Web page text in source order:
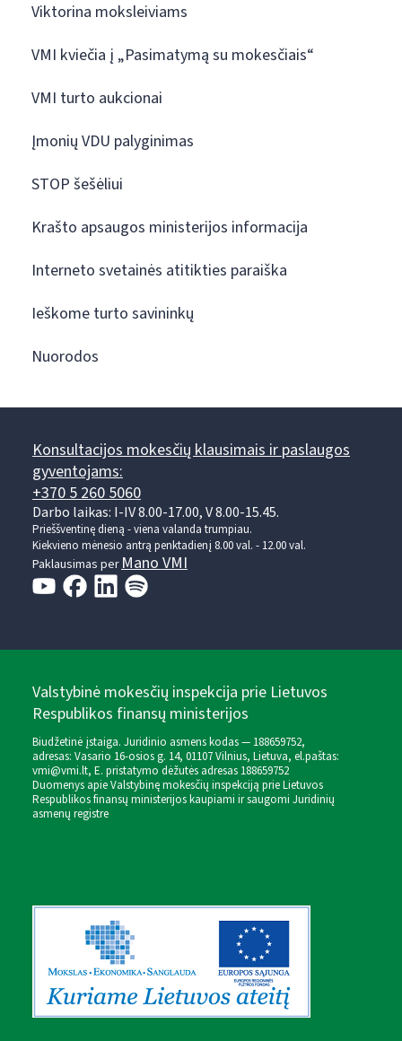
Viktorina moksleiviams
VMI kviečia į „Pasimatymą su mokesčiais“
VMI turto aukcionai
Įmonių VDU palyginimas
STOP šešėliui
Krašto apsaugos ministerijos informacija
Interneto svetainės atitikties paraiška
Ieškome turto savininkų
Nuorodos
Konsultacijos mokesčių klausimais ir paslaugos
gyventojams:
+370 5 260 5060
Darbo laikas: I-IV 8.00-17.00, V 8.00-15.45.
Prieššventinę dieną - viena valanda trumpiau.
Kiekvieno mėnesio antrą penktadienį 8.00 val. - 12.00 val.
Paklausimas perMano VMI
Valstybinė mokesčių inspekcija prie Lietuvos
Respublikos finansų ministerijos
Biudžetinė įstaiga. Juridinio asmens kodas — 188659752,
adresas: Vasario 16-osios g. 14, 01107 Vilnius, Lietuva, el.paštas:
vmi@vmi.lt, E. pristatymo dėžutės adresas 188659752
Duomenys apie Valstybinę mokesčių inspekciją prie Lietuvos
Respublikos finansų ministerijos kaupiami ir saugomi Juridinių
asmenų registre